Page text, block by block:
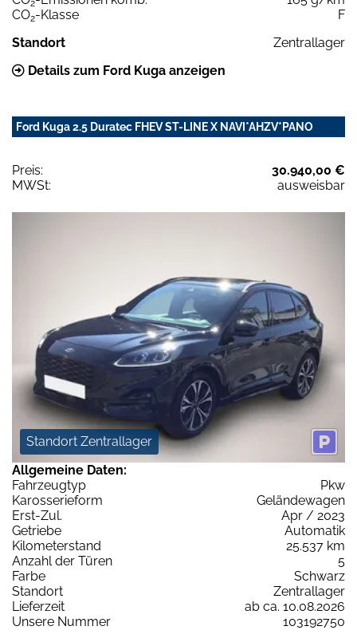
2
CO2-Klasse
F
Standort
Zentrallager
Details zum Ford Kuga anzeigen
Ford Kuga 2.5 Duratec FHEV ST-LINE X NAVI*AHZV*PANO
Preis:
30.940,00 €
MWSt:
ausweisbar
Standort Zentrallager
Allgemeine Daten:
Fahrzeugtyp
Pkw
Karosserieform
Geländewagen
Erst-Zul.
Apr / 2023
Getriebe
Automatik
Kilometerstand
25.537 km
Anzahl der Türen
5
Farbe
Schwarz
Standort
Zentrallager
Lieferzeit
ab ca. 10.08.2026
Unsere Nummer
103192750